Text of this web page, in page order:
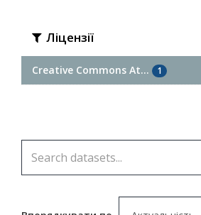
Ліцензії
Creative Commons At... 1